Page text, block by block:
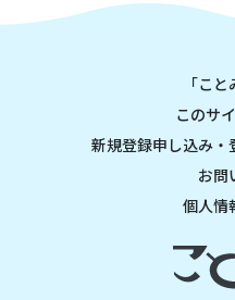
「こ
このサ
新規登録申し込み・
お問
個人情